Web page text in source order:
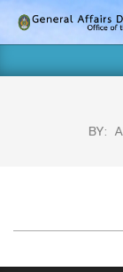
Skip
กอง
กลาง
บริหาร
อธิการ
มหาวิท
Navigation
BY:
01-